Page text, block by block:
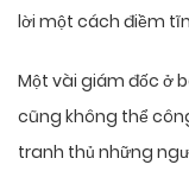
lời một cách điềm
Một vài giám đốc ở
cũng không thể
tranh thủ những